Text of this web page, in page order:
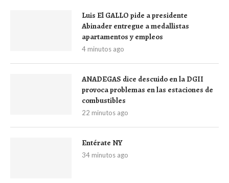
Luis El GALLO pide a presidente
Abinader entregue a medallistas
apartamentos y empleos
4 minutos ago
ANADEGAS dice descuido en la DGII
provoca problemas en las estaciones de
combustibles
22 minutos ago
Entérate NY
34 minutos ago